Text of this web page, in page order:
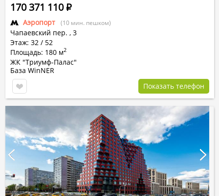
Аэропорт (10 мин. пешком)
Чапаевский пер. , 3
Этаж: 32 / 52
Площадь: 180 м2
ЖК "Триумф-Палас"
170 371 110Р
База WinNER
Показать телефон